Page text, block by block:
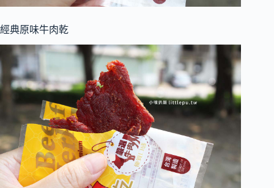
經典原味牛肉乾